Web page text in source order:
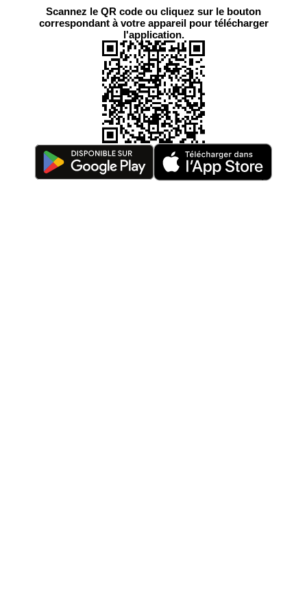
Scannez le QR code ou cliquez sur le bouton
correspondant à votre appareil pour télécharger
l'application.